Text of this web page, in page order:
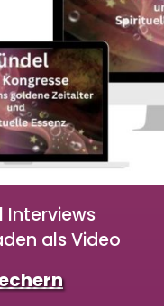
Interviews
als Video